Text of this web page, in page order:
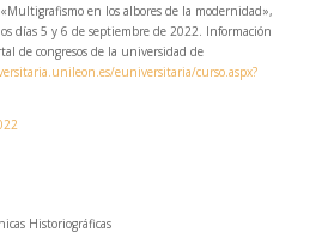
en los albores de la modernidad»,
días 5 y 6 de septiembre de 2022. Información
de congresos de la universidad de
euniversitaria/curso.aspx?
Historiográficas